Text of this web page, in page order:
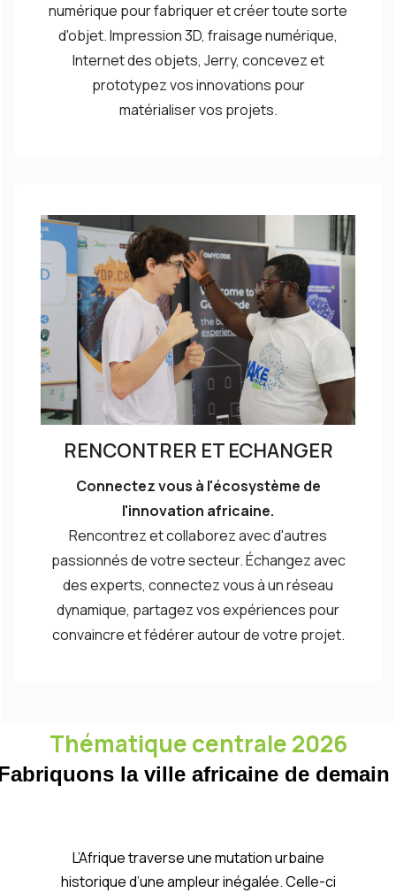
numérique pour fabriquer et créer toute sorte
d'objet. Impression 3D, fraisage numérique,
Internet des objets, Jerry, concevez et
prototypez vos innovations pour
matérialiser vos projets.
RENCONTRER ET ECHANGER
Connectez vous à l'écosystème de
l'innovation africaine.
Rencontrez et collaborez avec d'autres
passionnés de votre secteur. Échangez avec
des experts, connectez vous à un réseau
dynamique, partagez vos expériences pour
convaincre et fédérer autour de votre projet.
Thématique centrale 2026
la ville africaine de demain
L’Afrique traverse une mutation urbaine
historique d’une ampleur inégalée. Celle-ci